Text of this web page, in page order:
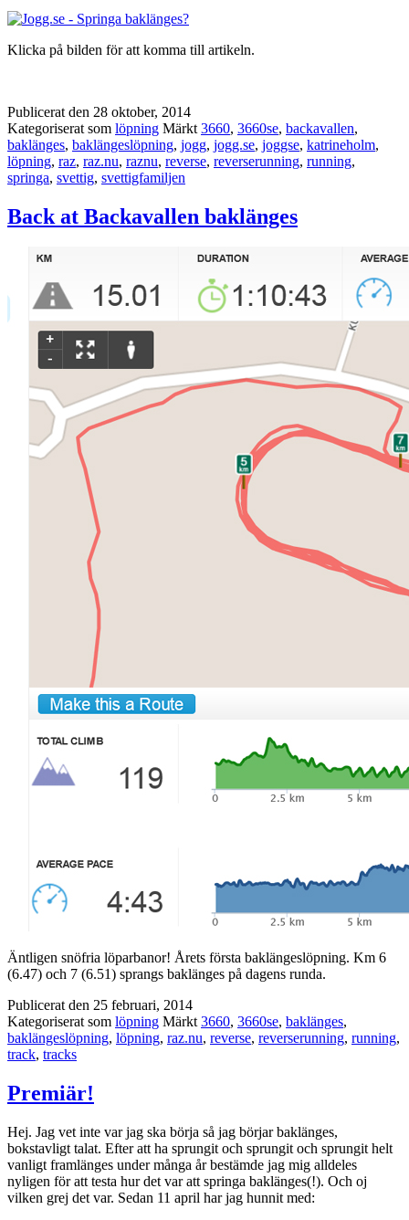
Klicka på bilden för att komma till artikeln.
Publicerat den 28 oktober, 2014
Kategoriserat som löpning Märkt 3660, 3660se, backavallen,
baklänges, baklängeslöpning, jogg, jogg.se, joggse, katrineholm,
löpning, raz, raz.nu, raznu, reverse, reverserunning, running,
springa, svettig, svettigfamiljen
Back at Backavallen baklänges
Äntligen snöfria löparbanor! Årets första baklängeslöpning. Km 6
(6.47) och 7 (6.51) sprangs baklänges på dagens runda.
Publicerat den 25 februari, 2014
Kategoriserat som löpning Märkt3660, 3660se, baklänges,
baklängeslöpning, löpning, raz.nu, reverse, reverserunning, running,
track, tracks
Premiär!
Hej. Jag vet inte var jag ska börja så jag börjar baklänges,
bokstavligt talat. Efter att ha sprungit och sprungit och sprungit helt
vanligt framlänges under många år bestämde jag mig alldeles
nyligen för att testa hur det var att springa baklänges(!). Och oj
vilken grej det var. Sedan 11 april har jag hunnit med: